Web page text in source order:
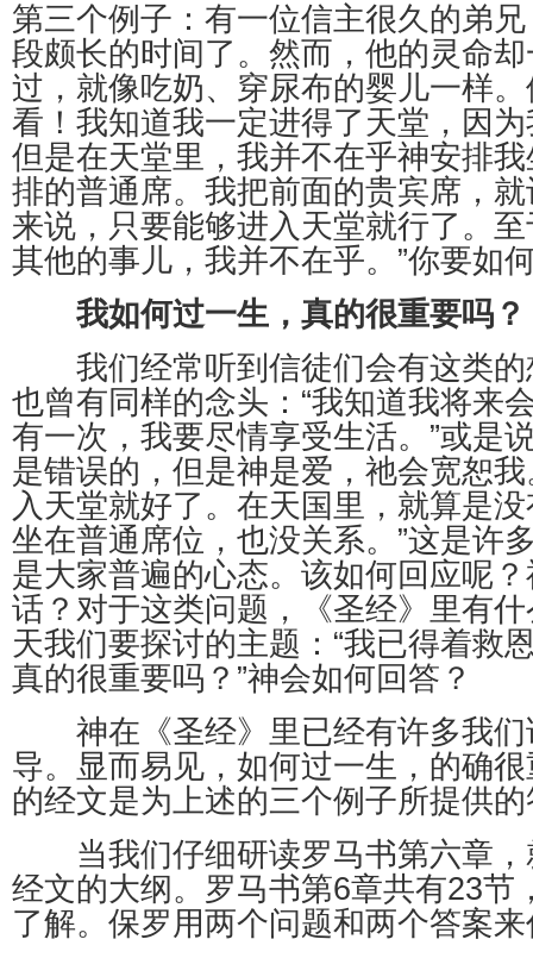
第三个例子：有一位信主很久的弟
段颇长的时间了。然而，他的灵命
过，就像吃奶、穿尿布的婴儿一样。
看！我知道我一定进得了天堂，因
但是在天堂里，我并不在乎神安排
排的普通席。我把前面的贵宾席，
来说，只要能够进入天堂就行了。
其他的事儿，我并不在乎。”你要如
我如何过一生，真的很重要吗？
我们经常听到信徒们会有这类的
也曾有同样的念头：“我知道我将来
有一次，我要尽情享受生活。”或是
是错误的，但是神是爱，祂会宽恕我
入天堂就好了。在天国里，就算是
坐在普通席位，也没关系。”这是许
是大家普遍的心态。该如何回应呢
话？对于这类问题，《圣经》里有
天我们要探讨的主题：“我已得着救
真的很重要吗？”神会如何回答？
神在《圣经》里已经有许多我们
导。显而易见，如何过一生，的确
的经文是为上述的三个例子所提供
当我们仔细研读罗马书第六章，
经文的大纲。罗马书第6章共有23节
了解。保罗用两个问题和两个答案